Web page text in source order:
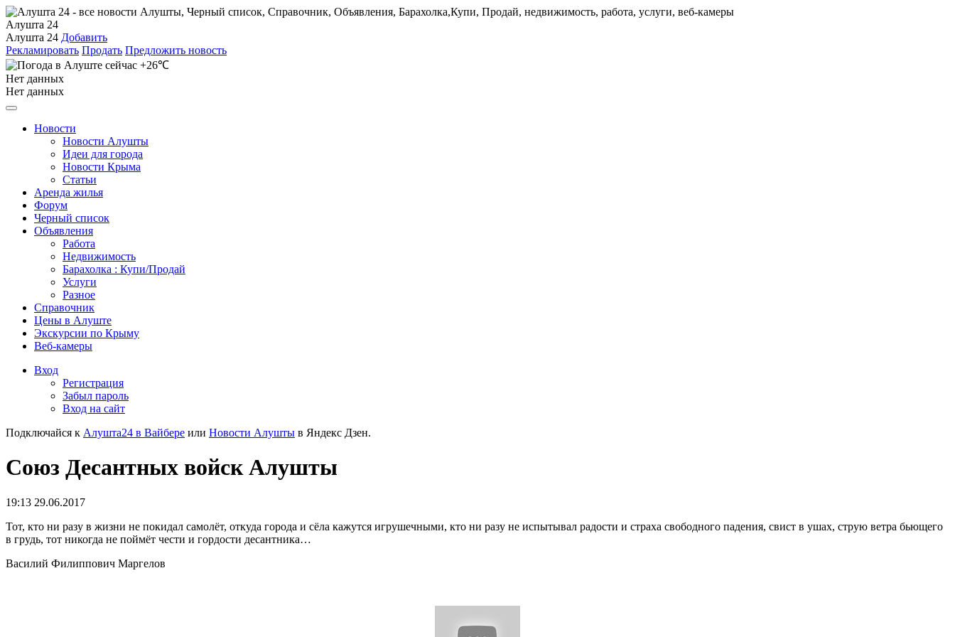
Алушта 24
Алушта 24 Добавить
Рекламировать Продать Предложить новость
+26℃
Нет данных
Нет данных
Новости
Новости Алушты
Идеи для города
Новости Крыма
Статьи
Аренда жилья
Форум
Черный список
Объявления
Работа
Недвижимость
Барахолка : Купи/Продай
Услуги
Разное
Справочник
Цены в Алуште
Экскурсии по Крыму
Веб-камеры
Вход
Регистрация
Забыл пароль
Вход на сайт
Подключайся к Алушта24 в Вайбере или Новости Алушты в Яндекс Дзен.
Союз Десантных войск Алушты
19:13 29.06.2017
Тот, кто ни разу в жизни не покидал самолёт, откуда города и сёла кажутся игрушечными, кто ни разу не испытывал радости и страха свободного падения, свист в ушах, струю ветра бьющего
в грудь, тот никогда не поймёт чести и гордости десантника…
Василий Филиппович Маргелов